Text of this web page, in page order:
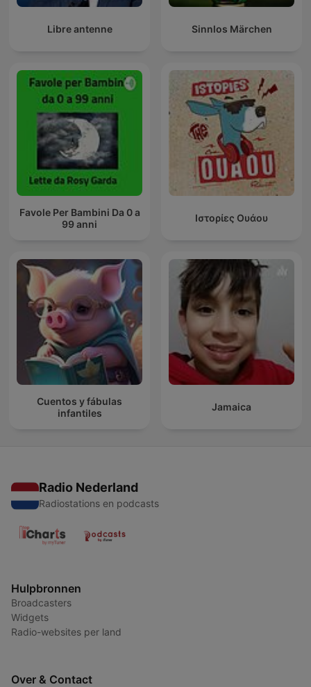
Libre antenne Sinnlos Märchen
Favole Per Bambini Da 0 a
99 anni
Ιστορίες Ουάου
Cuentos y fábulas
infantiles
Jamaica
Radio Nederland
Radiostations en podcasts
Hulpbronnen
Broadcasters
Widgets
Radio-websites per land
Over & Contact